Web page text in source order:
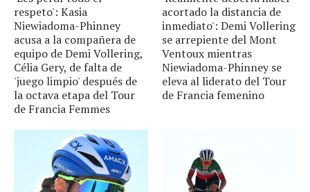
respeto': Kasia
Niewiadoma-Phinney
acusa a la compañera de
equipo de Demi Vollering,
Célia Gery, de falta de
'juego limpio' después de
la octava etapa del Tour
de Francia Femmes
acortado la distancia de
inmediato': Demi Vollering
se arrepiente del Mont
Ventoux mientras
Niewiadoma-Phinney se
eleva al liderato del Tour
de Francia femenino